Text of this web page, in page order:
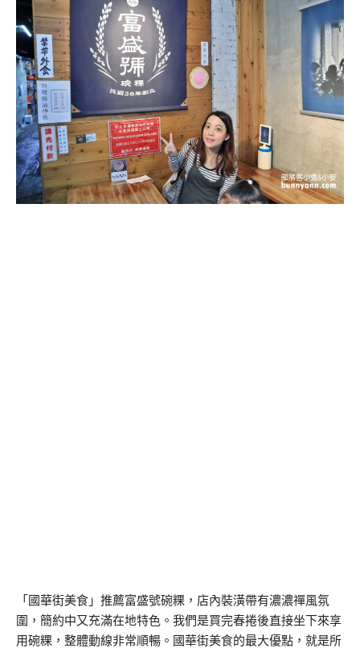
「國華街美食」推薦富盛號碗粿，店內裝潢帶有濃濃禪風氛
圍，簡約中又充滿在地特色。我們是買完春捲後直接坐下來享
用碗粿，整體動線非常順暢。國華街美食的最大優點，就是所